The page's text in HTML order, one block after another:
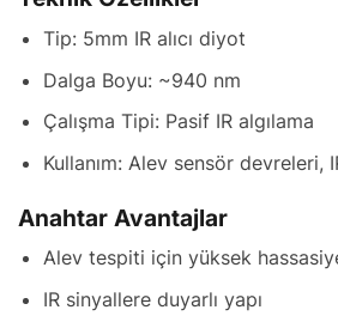
Tip: 5mm IR alıcı diyot
Dalga Boyu: ~940 nm
Çalışma Tipi: Pasif IR algılama
Kullanım: Alev sensör devreleri,
Anahtar Avantajlar
Alev tespiti için yüksek
IR sinyallere duyarlı yapı